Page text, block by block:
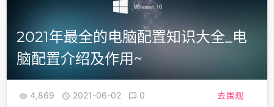
2021年最全的电脑配置知识大全_电
脑配置介绍及作用~
 4,869  2021-06-02  0 去围观